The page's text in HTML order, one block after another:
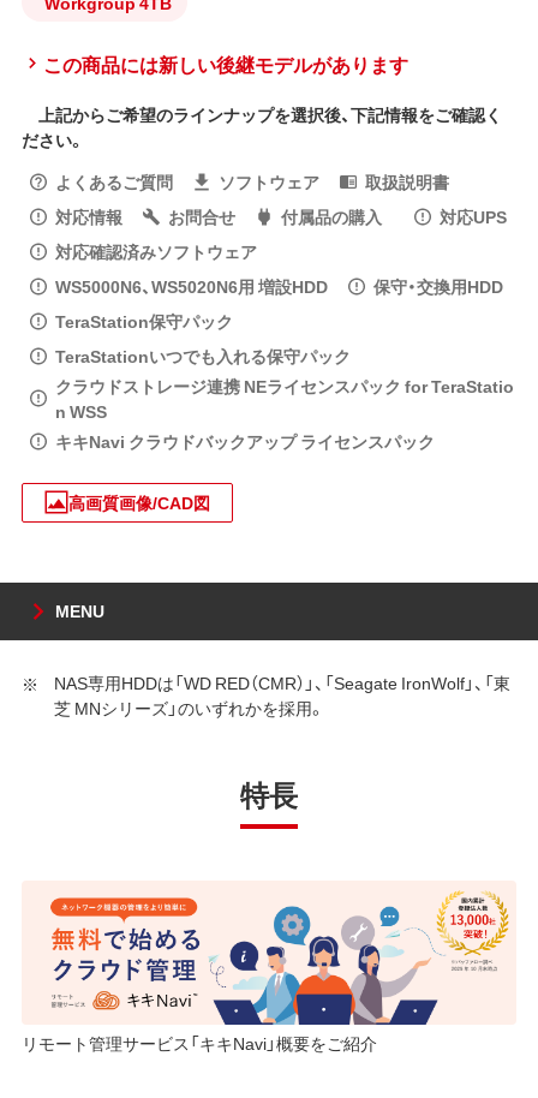
この商品には新しい後継モデルがあります
上記からご希望のラインナップを選択後、下記情報をご確認く
ださい。
よくあるご質問
ソフトウェア
取扱説明書
対応情報
お問合せ 付属品の購入
対応UPS
対応確認済みソフトウェア
WS5000N6、WS5020N6用 増設HDD
保守・交換用HDD
TeraStation保守パック
TeraStationいつでも入れる保守パック
クラウドストレージ連携 NEライセンスパック for TeraStatio
n WSS
キキNavi クラウドバックアップ ライセンスパック
高画質画像/CAD図
MENU
NAS専用HDDは「WD RED（CMR）」、「Seagate IronWolf」、「東
芝 MNシリーズ」のいずれかを採用。
特長
リモート管理サービス「キキNavi」概要をご紹介